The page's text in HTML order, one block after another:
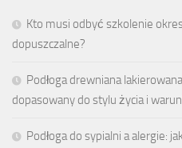
Kto musi odbyć szkolenie
dopuszczalne?
Podłoga drewniana
dopasowany do stylu życia i
Podłoga do sypialni a alergie: